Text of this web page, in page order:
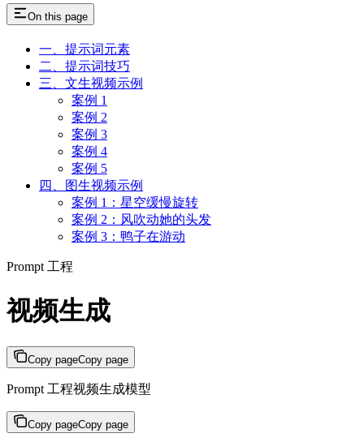
On this page
一、提示词元素
二、提示词技巧
三、文生视频示例
案例 1
案例 2
案例 3
案例 4
案例 5
四、图生视频示例
案例 1：星空缓慢旋转
案例 2：风吹动她的头发
案例 3：鸭子在游动
Prompt 工程
视频生成
Copy pageCopy page
Prompt 工程视频生成模型
Copy pageCopy page